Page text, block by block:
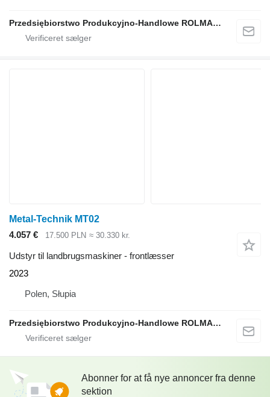
Przedsiębiorstwo Produkcyjno-Handlowe ROLMAPOL Marcin Dziekan
Metal-Technik MT02
4.057 €
17.500 PLN ≈ 30.330 kr.
Udstyr til landbrugsmaskiner - frontlæsser
2023
Polen, Słupia
Przedsiębiorstwo Produkcyjno-Handlowe ROLMAPOL Marcin Dziekan
Abonner for at få nye annoncer fra denne
sektion